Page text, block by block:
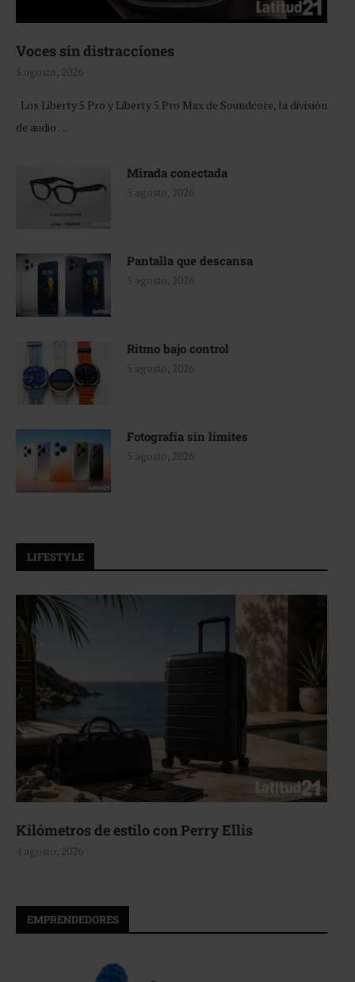
Voces sin distracciones
5 agosto, 2026
Los Liberty 5 Pro y Liberty 5 Pro Max de Soundcore, la división
de audio …
Mirada conectada
5 agosto, 2026
Pantalla que descansa
5 agosto, 2026
Ritmo bajo control
5 agosto, 2026
Fotografía sin límites
5 agosto, 2026
LIFESTYLE
Aerie, texturas que fluyen
4 agosto, 2026
EMPRENDEDORES